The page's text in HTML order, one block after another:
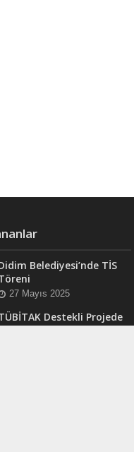
Belediyesi’nde TİS
27 Mayıs 2025
Destekli Projede
ve Tüm Aydın’da